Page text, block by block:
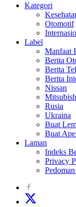
Kategori
Otomotif
Label
Manfaat
Berita
Berita
Berita
Nissan
Rusia
Ukraina
Buat
Buat
Laman
Indeks
Privacy